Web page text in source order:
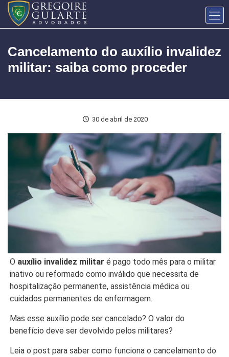
Cancelamento do auxílio invalidez
militar: saiba como proceder
30 de abril de 2020
O auxílio invalidez militar é pago todo mês para o militar
inativo ou reformado como inválido que necessita de
hospitalização permanente, assistência médica ou
cuidados permanentes de enfermagem.
Mas esse auxílio pode ser cancelado? O valor do
benefício deve ser devolvido pelos militares?
Leia o post para saber como funciona o cancelamento do